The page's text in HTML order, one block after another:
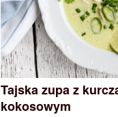
Tajska zupa z
kokosowym